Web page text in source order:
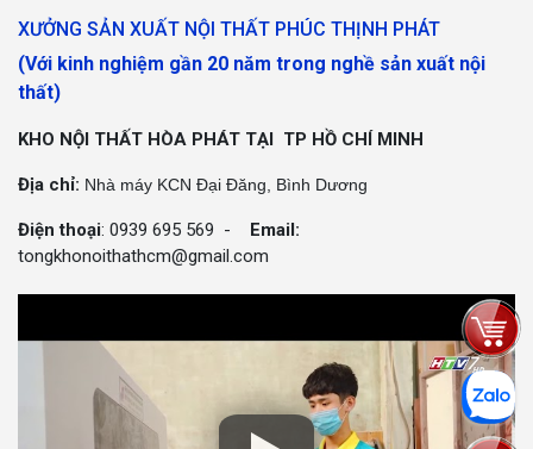
XƯỞNG SẢN XUẤT NỘI THẤT PHÚC THỊNH PHÁT
(Với kinh nghiệm gần 20 năm trong nghề sản xuất nội
thất)
KHO NỘI THẤT HÒA PHÁT TẠI TP HỒ CHÍ MINH
Địa chỉ: Nhà máy KCN Đại Đăng, Bình Dương
Điện thoại: 0939 695 569 - Email:
tongkhonoithathcm@gmail.com